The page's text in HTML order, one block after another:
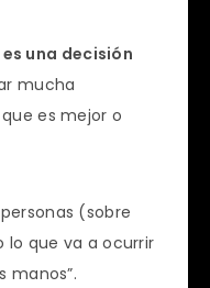
una decisión
mucha
es mejor o
(sobre
lo que va a ocurrir
manos”.